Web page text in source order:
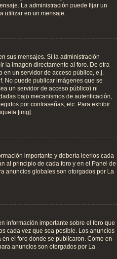
La administración puede fijar un
utilizar en un mensaje.
sus mensajes. Si la administración
la imagen directamente al foro. De otra
en un servidor de acceso público, e.j.
No puede publicar imágenes que se
un servidor de acceso público) ni
bajo mecanismos de autenticación,
por contraseñas, etc. Para exhibir
[img].
importante y debería leerlos cada
al principio de cada foro y en el Panel de
anuncios globales son otorgados por La
información importante sobre el foro que
cada vez que sea posible. Los anuncios
el foro donde se publicaron. Como en
anuncios son otorgados por La